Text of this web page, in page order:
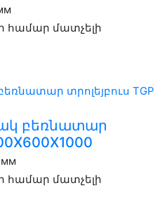
համար մատչելի
բեռնատար
համար մատչելի